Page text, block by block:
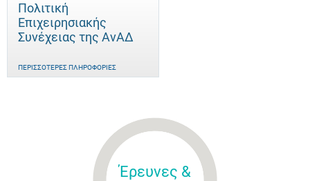
Πολιτική
Επιχειρησιακής
Συνέχειας της ΑνΑΔ
ΠΕΡΙΣΣΌΤΕΡΕΣ ΠΛΗΡΟΦΟΡΊΕΣ
Έρευνες &